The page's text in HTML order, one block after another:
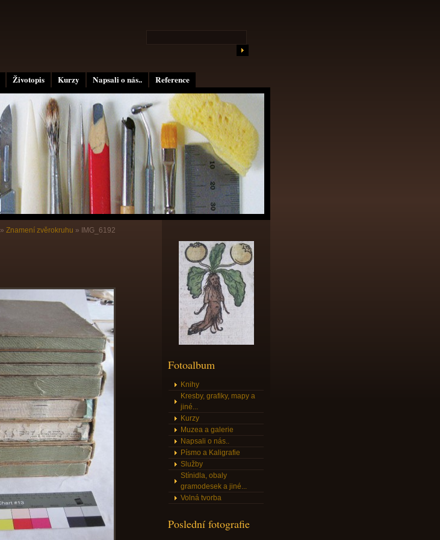
Životopis Kurzy Napsali o nás.. Reference
» Znamení zvěrokruhu » IMG_6192
Fotoalbum
Knihy
Kresby, grafiky, mapy a
jiné...
Kurzy
Muzea a galerie
Napsali o nás..
Písmo a Kaligrafie
Služby
Stínidla, obaly
gramodesek a jiné...
Volná tvorba
Poslední fotografie